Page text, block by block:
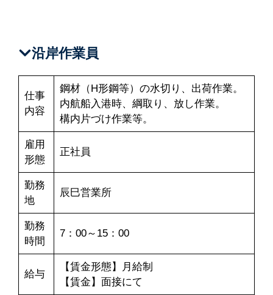
沿岸作業員
仕事
内容
鋼材（H形鋼等）の水切り、出荷作業。
内航船入港時、綱取り、放し作業。
構内片づけ作業等。
雇用
形態
正社員
勤務
地
辰巳営業所
勤務
時間
7：00～15：00
給与
【賃金形態】月給制
【賃金】面接にて